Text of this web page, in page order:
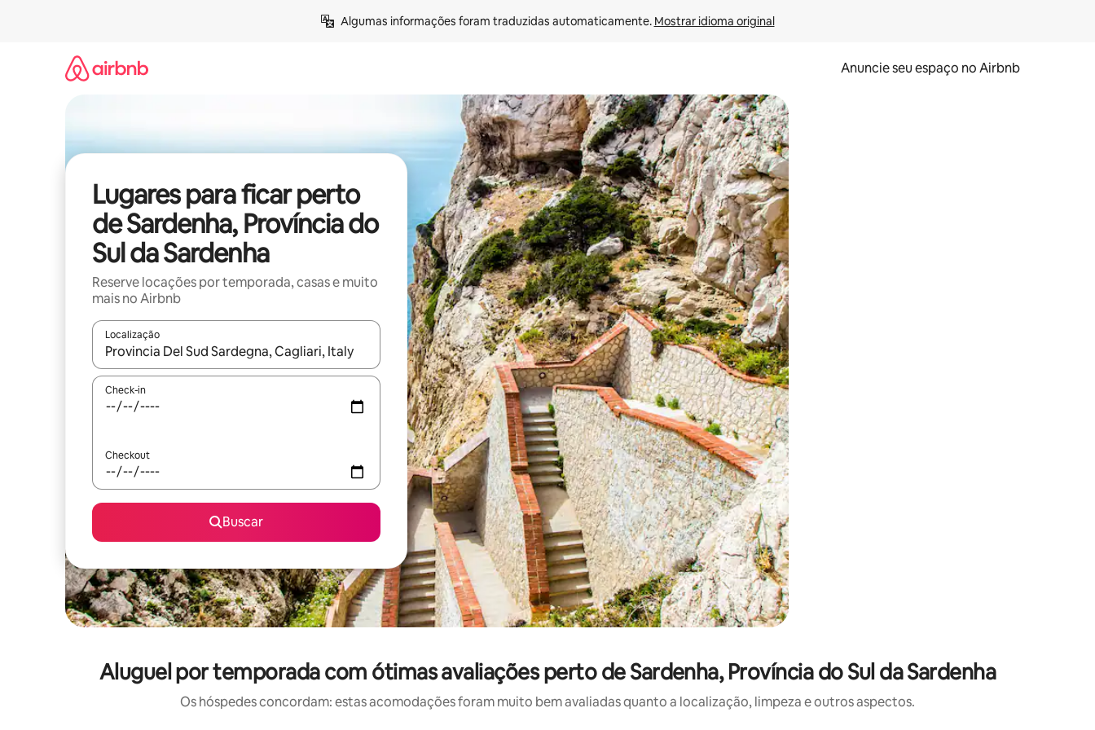
Algumas informações foram traduzidas automaticamente. Mostrar idioma original
Anuncie seu espaço no Airbnb
Lugares para ficar perto
de Sardenha, Província do
Sul da Sardenha
Reserve locações por temporada, casas e muito
mais no Airbnb
Localização
Quando os resultados estiverem disponíveis, explore-os usando as seta para cima e para baixo do teclado ou tocando e deslizando o dedo na tela.
Check-in
Checkout
Buscar
Aluguel por temporada com ótimas avaliações perto de Sardenha, Província do Sul da Sardenha
Os hóspedes concordam: estas acomodações foram muito bem avaliadas quanto a localização, limpeza e outros aspectos.